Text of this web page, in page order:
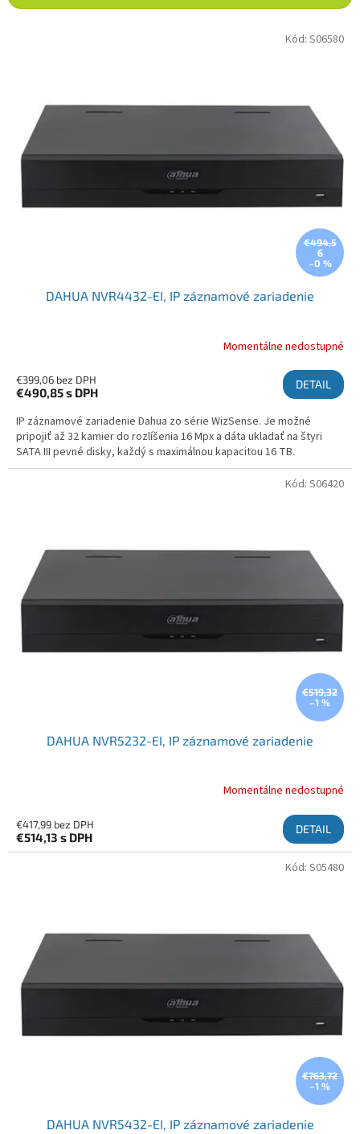
€494,5
6
–0 %
DAHUA NVR4432-EI, IP záznamové zariadenie
Momentálne nedostupné
€399,06 bez DPH
€490,85s DPH
DETAIL
IP záznamové zariadenie Dahua zo série WizSense. Je možné
pripojiť až 32 kamier do rozlíšenia 16 Mpx a dáta ukladať na štyri
SATA III pevné disky, každý s maximálnou kapacitou 16 TB.
Kód: S06580
€519,32
–1 %
DAHUA NVR5232-EI, IP záznamové zariadenie
Momentálne nedostupné
€417,99 bez DPH
€514,13 s DPH
DETAIL
Kód: S06420
€763,72
–1 %
DAHUA NVR5432-EI, IP záznamové zariadenie
Kód: S05480